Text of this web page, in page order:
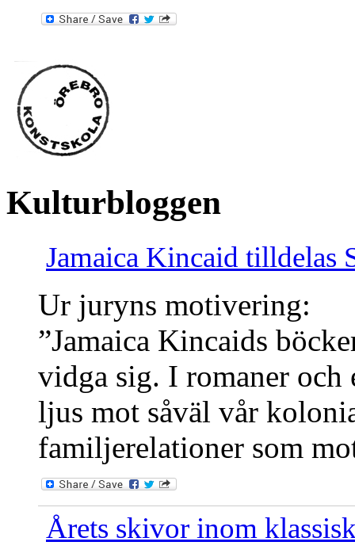
Kulturbloggen
Jamaica Kincaid tilldelas
Ur juryns motivering:
”Jamaica Kincaids
vidga sig. I romaner
ljus mot såväl vår
familjerelationer som
Årets skivor inom